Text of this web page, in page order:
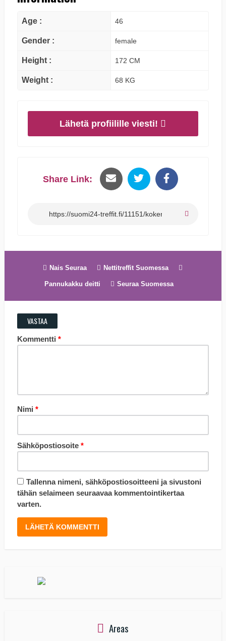
Age : 46
Gender : female
Height : 172 CM
Weight : 68 KG
Lähetä profiilille viesti!
Share Link:
Nais Seuraa Nettitreffit Suomessa
Pannukakku deitti Seuraa Suomessa
VASTAA
Kommentti *
Nimi *
Sähköpostiosoite *
Tallenna nimeni, sähköpostiosoitteeni ja sivustoni
tähän selaimeen seuraavaa kommentointikertaa
varten.
Areas